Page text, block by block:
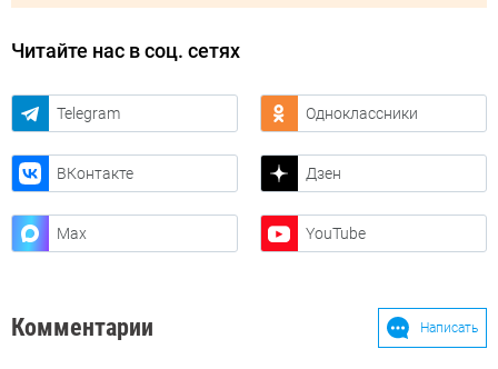
Читайте нас в соц. сетях
Telegram Одноклассники
ВКонтакте Дзен
Max YouTube
Комментарии Написать